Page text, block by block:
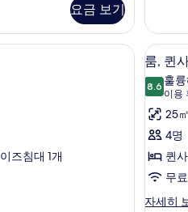
요금 보기
인
지
원
욕
조,
시
내
전
망
즈
침
대
1
개,
애
인
원
욕
시
침구, 오리/거위털 이불, 객실 내 금고, 책상
즈침대 1개
룸,
퀸
사
이
즈
침
대
2
6
룸, 퀸
8.68.6점
훌
이용
(이
용
후
기
51
개)
25㎡
4명
퀸
무
자세히
룸,